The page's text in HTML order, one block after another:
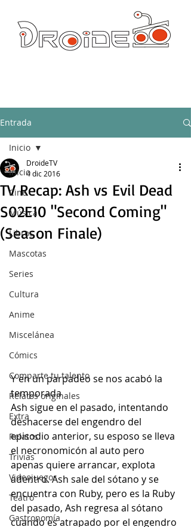
Entrada
Inicio
Cine
Música
Libros
Mascotas
Series
Cultura
Anime
Miscelánea
Cómics
Comparte tu talento
Relatos originales
Extra
Relatos
Trivias
Videojuegos
Teatro
Gastronomía
Inicio
TV Recap: Ash vs Evil Dead
S02E10 "Second Coming"
(Season Finale)
DroideTV
4 dic 2016
Y en un parpadeo se nos acabó la
temporada
Ash sigue en el pasado, intentando
deshacerse del engendro del
episodio anterior, su esposo se lleva
el necronomicón al auto pero
apenas quiere arrancar, explota
adentro. Ash sale del sótano y se
encuentra con Ruby, pero es la Ruby
del pasado, Ash regresa al sótano
cuando es atrapado por el engendro